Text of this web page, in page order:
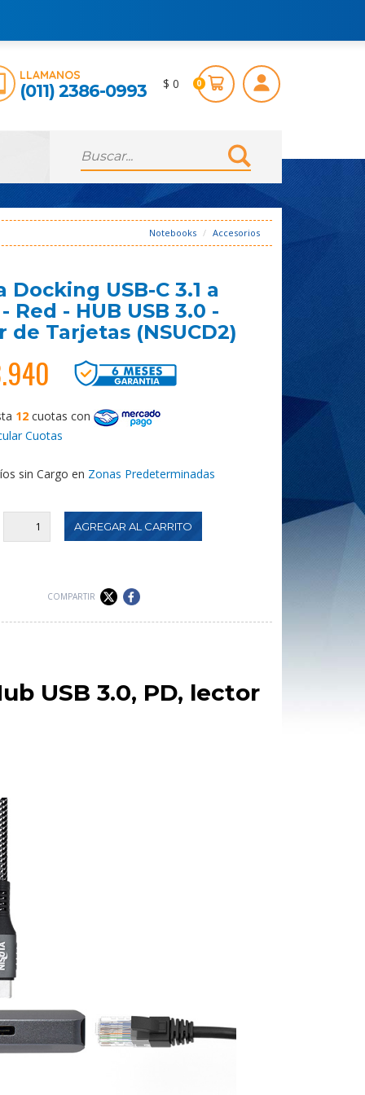
$ 0 0
LLAMANOS
(011) 2386-0993
Notebooks Accesorios
Docking USB-C 3.1 a
Red - HUB USB 3.0 -
de Tarjetas (NSUCD2)
12 cuotas con
Cuotas
sin Cargo en Zonas Predeterminadas
COMPARTIR
USB 3.0, PD, lector